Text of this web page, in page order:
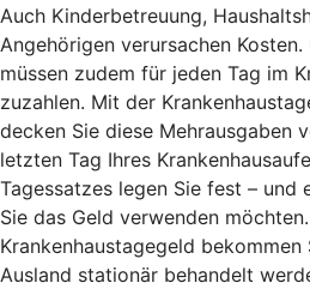
Auch Kinderbetreuung,
Angehörigen verursachen
müssen zudem für jeden Tag im
zuzahlen. Mit der
decken Sie diese Mehrausgaben
letzten Tag Ihres
Tagessatzes legen Sie fest – und
Sie das Geld verwenden
Krankenhaustagegeld bekommen
Ausland stationär behandelt